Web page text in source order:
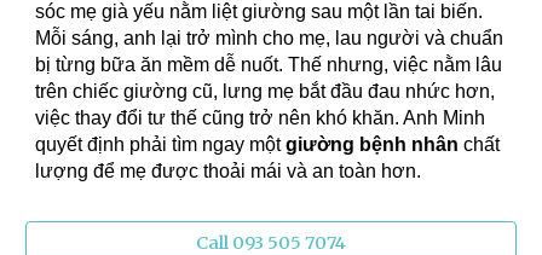
sóc mẹ già yếu nằm liệt giường sau một lần tai biến.
Mỗi sáng, anh lại trở mình cho mẹ, lau người và chuẩn
bị từng bữa ăn mềm dễ nuốt. Thế nhưng, việc nằm lâu
trên chiếc giường cũ, lưng mẹ bắt đầu đau nhức hơn,
việc thay đổi tư thế cũng trở nên khó khăn. Anh Minh
quyết định phải tìm ngay mộtgiường bệnh nhân chất
lượng để mẹ được thoải mái và an toàn hơn.
Call 093 505 7074